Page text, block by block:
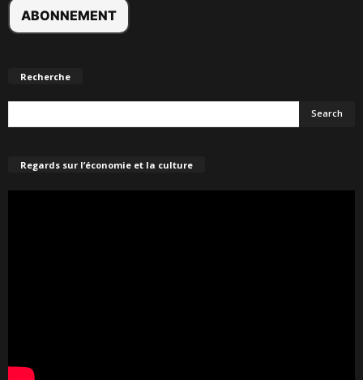
Recherche
Regards sur l’économie et la culture